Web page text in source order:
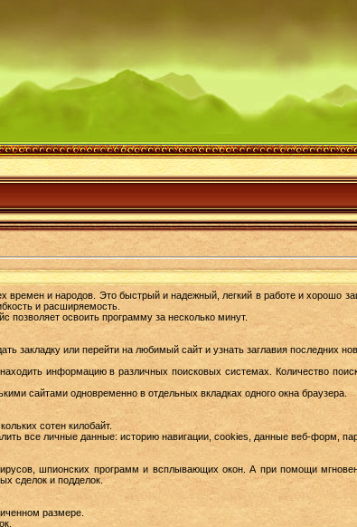
времен и народов. Это быстрый и надежный, легкий в работе и хорошо
и расширяемость.
освоить программу за несколько минут.
закладку или перейти на любимый сайт и узнать заглавия последних
информацию в различных поисковых системах. Количество
сайтами одновременно в отдельных вкладках одного окна браузера.
сотен килобайт.
все личные данные: историю навигации, cookies, данные веб-форм,
шпионских программ и всплывающих окон. А при помощи
сделок и подделок.
размере.